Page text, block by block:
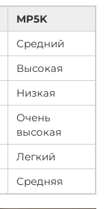
MP5K
Средний
Высокая
Низкая
Очень
высокая
Легкий
Средняя